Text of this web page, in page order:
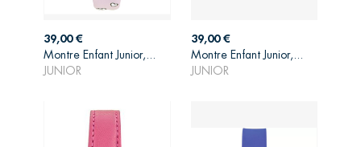
Prix
39,00 €
Montre Enfant Junior,...
JUNIOR
AJOUTER AU
PANIER
Prix
39,00 €
Montre Enfant Junior,...
JUNIOR
AJOUTER AU
PANIER